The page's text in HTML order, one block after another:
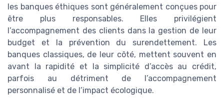
les banques éthiques sont généralement conçues pour
être plus responsables. Elles privilégient
l’accompagnement des clients dans la gestion de leur
budget et la prévention du surendettement. Les
banques classiques, de leur côté, mettent souvent en
avant la rapidité et la simplicité d’accès au crédit,
parfois au détriment de l’accompagnement
personnalisé et de l’impact écologique.